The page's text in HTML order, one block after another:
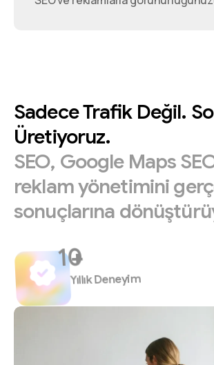
SadeceTrafik Değil.
Üretiyoruz.
SEO, Google Maps
reklamyönetimini
sonuçlarına
+
Yıllık Deneyim